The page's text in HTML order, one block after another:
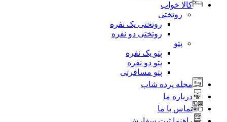
کالا خواب
روتختی
روتختی یک نفره
روتختی دو نفره
پتو
پتو یک نفره
پتو دو نفره
پتو مسافرتی
مجله پرده شاپ
درباره ما
تماس با ما